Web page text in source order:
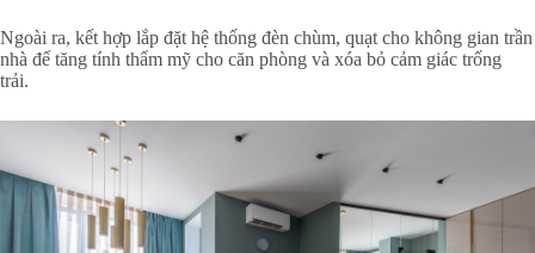
Ngoài ra, kết hợp lắp đặt hệ thống đèn chùm, quạt cho không gian trần
nhà để tăng tính thẩm mỹ cho căn phòng và xóa bỏ cảm giác trống
trải.